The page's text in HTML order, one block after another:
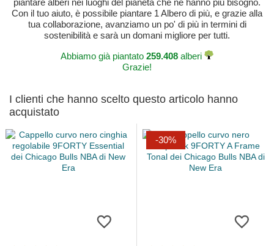
piantare alberi nei luoghi del pianeta che ne hanno più bisogno.
Con il tuo aiuto, è possibile piantare 1 Albero di più, e grazie alla
tua collaborazione, avanziamo un po' di più in termini di
sostenibilità e sarà un domani migliore per tutti.
Abbiamo già piantato 259.408 alberi
Grazie!
I clienti che hanno scelto questo articolo hanno
acquistato
-30%